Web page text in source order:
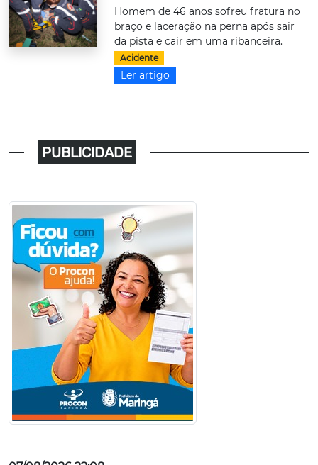
Homem de 46 anos sofreu fratura no
braço e laceração na perna após sair
da pista e cair em uma ribanceira.
Acidente
Ler artigo
PUBLICIDADE